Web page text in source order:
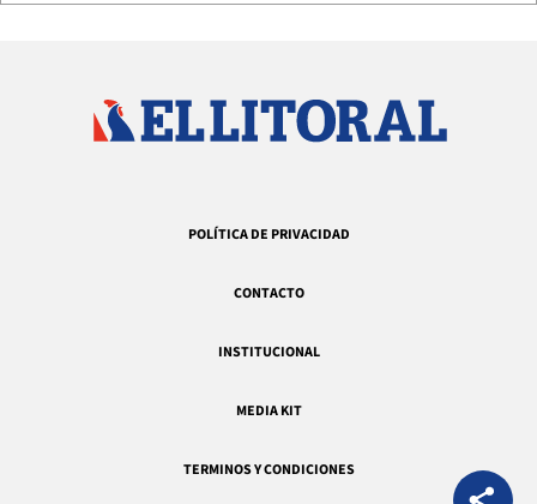
POLÍTICA DE PRIVACIDAD
CONTACTO
INSTITUCIONAL
MEDIA KIT
TERMINOS Y CONDICIONES